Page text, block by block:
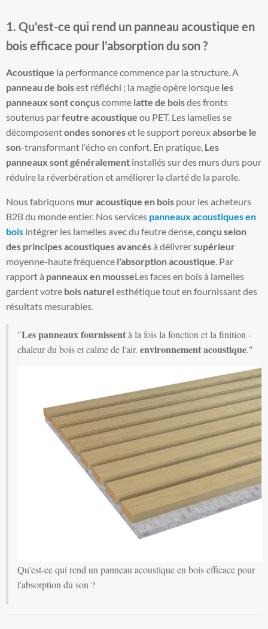
1. Qu'est-ce qui rend un panneau acoustique en
bois efficace pour l'absorption du son ?
Acoustique la performance commence par la structure. A
panneau de boisest réfléchi ; la magie opère lorsque les
panneaux sont conçuscomme latte de boisdes fronts
soutenus parfeutre acoustique ou PET. Les lamelles se
décomposentondes sonoreset le support poreuxabsorbe le
son-transformant l'écho en confort. En pratique, Les
panneaux sont généralement installés sur des murs durs pour
réduire la réverbération et améliorer la clarté de la parole.
Nous fabriquons mur acoustique en bois pour les acheteurs
B2B du monde entier. Nos services panneaux acoustiques en
bois intégrer les lamelles avec du feutre dense,conçu selon
des principes acoustiques avancésà délivrersupérieur
moyenne-haute fréquence l'absorption acoustique. Par
rapport à panneaux en mousseLes faces en bois à lamelles
gardent votre bois naturel esthétique tout en fournissant des
résultats mesurables.
"Les panneaux fournissentà la fois la fonction et la finition -
chaleur du bois et calme de l'air. environnement acoustique."
Qu'est-ce qui rend un panneau acoustique en bois efficace pour
l'absorption du son ?